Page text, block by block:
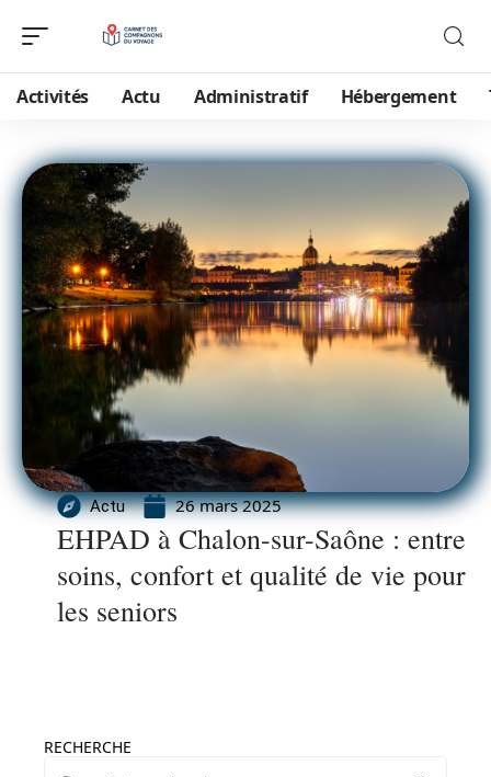
Activités Actu Administratif Hébergement
Actu 26 mars 2025
EHPAD à Chalon-sur-Saône : entre
soins, confort et qualité de vie pour
les seniors
RECHERCHE